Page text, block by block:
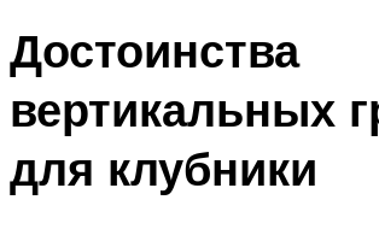
Достоинства
вертикальных
для клубники